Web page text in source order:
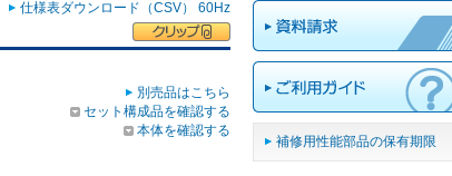
仕様表ダウンロード（CSV） 60Hz
別売品はこちら
セット構成品を確認する
本体を確認する
補修用性能部品の保有期限